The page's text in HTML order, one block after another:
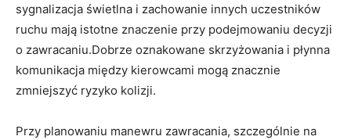
sygnalizacja świetlna i zachowanie innych uczestników
ruchu mają istotne znaczenie przy podejmowaniu decyzji
o zawracaniu.Dobrze oznakowane skrzyżowania i płynna
komunikacja między kierowcami mogą znacznie
zmniejszyć ryzyko kolizji.
Przy planowaniu manewru zawracania, szczególnie na